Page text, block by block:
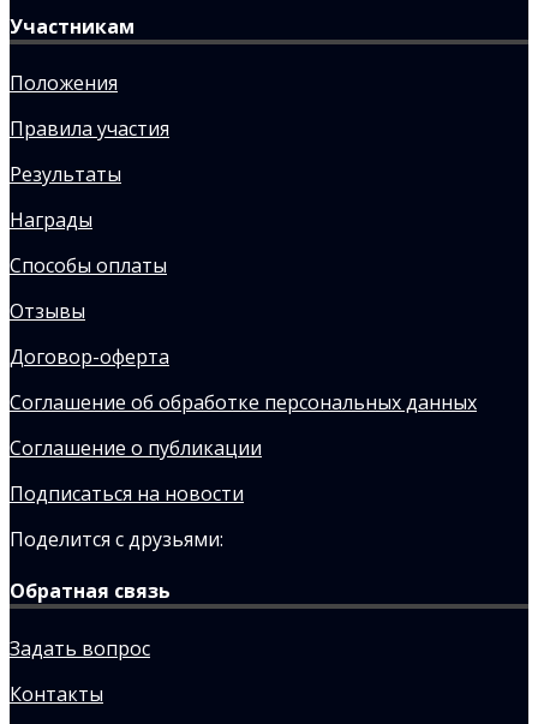
Участникам
Положения
Правила участия
Результаты
Награды
Способы оплаты
Отзывы
Договор-оферта
Соглашение об обработке персональных данных
Соглашение о публикации
Подписаться на новости
Поделится с друзьями:
Обратная связь
Задать вопрос
Контакты